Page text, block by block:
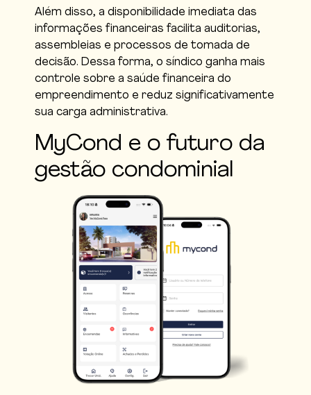
Além disso, a disponibilidade imediata das
informações financeiras facilita auditorias,
assembleias e processos de tomada de
decisão. Dessa forma, o síndico ganha mais
controle sobre a saúde financeira do
empreendimento e reduz significativamente
sua carga administrativa.
MyCond e o futuro da
gestão condominial